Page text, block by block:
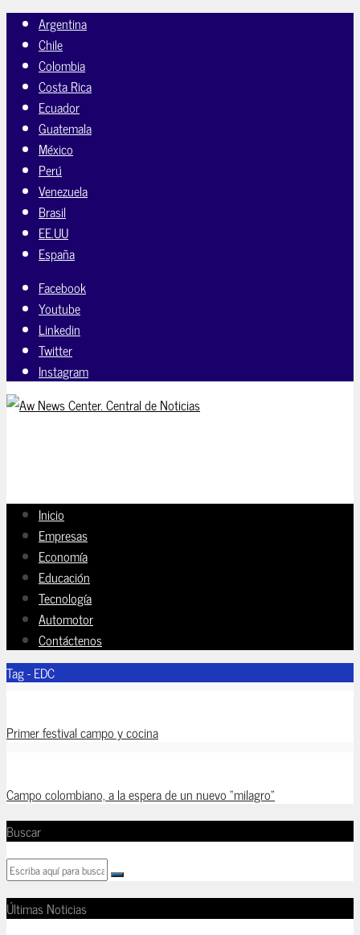
Argentina
Chile
Colombia
Costa Rica
Ecuador
Guatemala
México
Perú
Venezuela
Brasil
EE.UU
España
Facebook
Youtube
Linkedin
Twitter
Instagram
Inicio
Empresas
Economía
Educación
Tecnología
Automotor
Contáctenos
Tag - EDC
Primer festival campo y cocina
Campo colombiano, a la espera de un nuevo “milagro”
Buscar
Últimas Noticias